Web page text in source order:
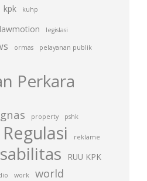
kpk kuhp
lawmotion legislasi
ormas pelayanan publik
Perkara
property pshk
reklame
RUU KPK
work world